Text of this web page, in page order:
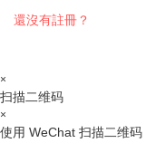
還沒有註冊？
×
扫描二维码
×
使用 WeChat 扫描二维码